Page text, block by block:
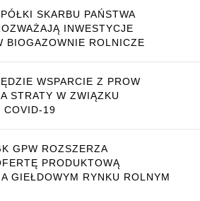
SKARBU PAŃSTWA
INWESTYCJE
BIOGAZOWNIE ROLNICZE
WSPARCIE Z PROW
STRATY W ZWIĄZKU
COVID-19
GPW ROZSZERZA
PRODUKTOWĄ
GIEŁDOWYM RYNKU ROLNYM